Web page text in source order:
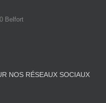
Belfort
NOS RÉSEAUX SOCIAUX